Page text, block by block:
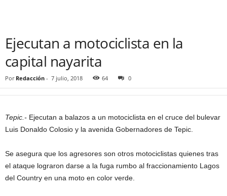
Ejecutan a motociclista en la
capital nayarita
Por Redacción - 7 julio, 2018 64 0
Tepic.- Ejecutan a balazos a un motociclista en el cruce del bulevar
Luis Donaldo Colosio y la avenida Gobernadores de Tepic.
Se asegura que los agresores son otros motociclistas quienes tras
el ataque lograron darse a la fuga rumbo al fraccionamiento Lagos
del Country en una moto en color verde.